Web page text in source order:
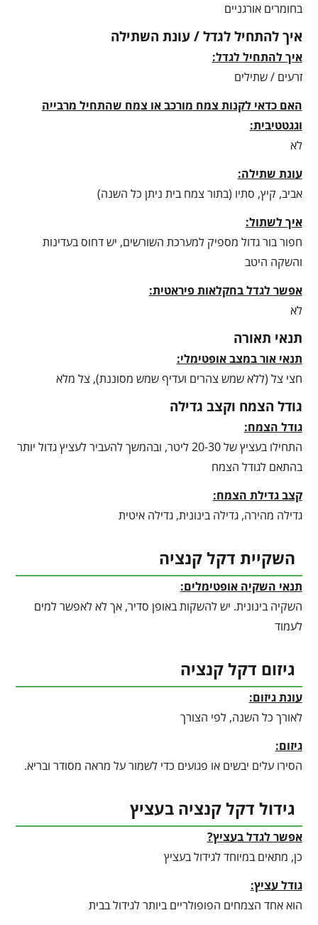
בחומרים אורגניים
איך להתחיל לגדל / עונת השתילה
איך להתחיל לגדל:
זרעים / שתילים
האם כדאי לקנות צמח מורכב או צמח שהתחיל מרבייה
וגגטטיבית:
לא
עונת שתילה:
אביב, קיץ, סתיו (בתור צמח בית ניתן כל השנה)
איך לשתול:
חפור בור גדול מספיק למערכת השורשים, יש דחוס בעדינות
והשקה היטב
אפשר לגדל בחקלאות פיראטית:
לא
תנאי תאורה
תנאי אור במצב אופטימלי:
חצי צל (ללא שמש צהרים ועדיף שמש מסוננת), צל מלא
גודל הצמח וקצב גדילה
גודל הצמח:
התחילו בעציץ של 20-30 ליטר, ובהמשך להעביר לעציץ גדול יותר
בהתאם לגודל הצמח
קצב גדילת הצמח:
גדילה מהירה, גדילה בינונית, גדילה איטית
השקיית דקל קנציה
תנאי השקיה אופטימלים:
השקיה בינונית. יש להשקות באופן סדיר, אך לא לאפשר למים
לעמוד
גיזום דקל קנציה
עונת גיזום:
לאורך כל השנה, לפי הצורך
גיזום:
הסירו עלים יבשים או פגועים כדי לשמור על מראה מסודר ובריא.
גידול דקל קנציה בעציץ
אפשר לגדל בעציץ?
כן, מתאים במיוחד לגידול בעציץ
גודל עציץ:
הוא אחד הצמחים הפופולריים ביותר לגידול בבית